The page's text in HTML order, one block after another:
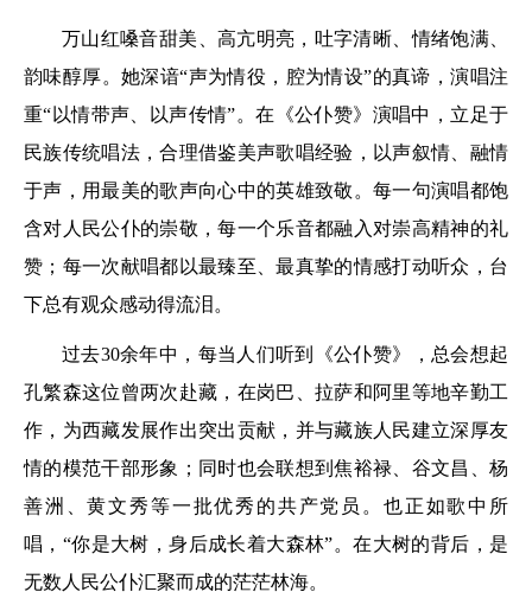
万山红嗓音甜美、高亢明亮，吐字清晰、情绪饱满、
韵味醇厚。她深谙“声为情役，腔为情设”的真谛，演唱注
重“以情带声、以声传情”。在《公仆赞》演唱中，立足于
民族传统唱法，合理借鉴美声歌唱经验，以声叙情、融情
于声，用最美的歌声向心中的英雄致敬。每一句演唱都饱
含对人民公仆的崇敬，每一个乐音都融入对崇高精神的礼
赞；每一次献唱都以最臻至、最真挚的情感打动听众，台
下总有观众感动得流泪。
过去30余年中，每当人们听到《公仆赞》，总会想起
孔繁森这位曾两次赴藏，在岗巴、拉萨和阿里等地辛勤工
作，为西藏发展作出突出贡献，并与藏族人民建立深厚友
情的模范干部形象；同时也会联想到焦裕禄、谷文昌、杨
善洲、黄文秀等一批优秀的共产党员。也正如歌中所
唱，“你是大树，身后成长着大森林”。在大树的背后，是
无数人民公仆汇聚而成的茫茫林海。